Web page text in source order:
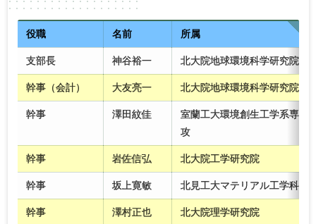
2017年度 2016年度 2015年度
2013年度 2012年度 2010年度
役職 名前 所属
支部長 神谷裕一 北大院地球環境科学研究院
幹事（会計） 大友亮一 北大院地球環境科学研究院
幹事 澤田紋佳
室蘭工大環境創生工学系専
攻
幹事 岩佐信弘 北大院工学研究院
幹事 坂上寛敏 北見工大マテリアル工学科
幹事 澤村正也 北大院理学研究院